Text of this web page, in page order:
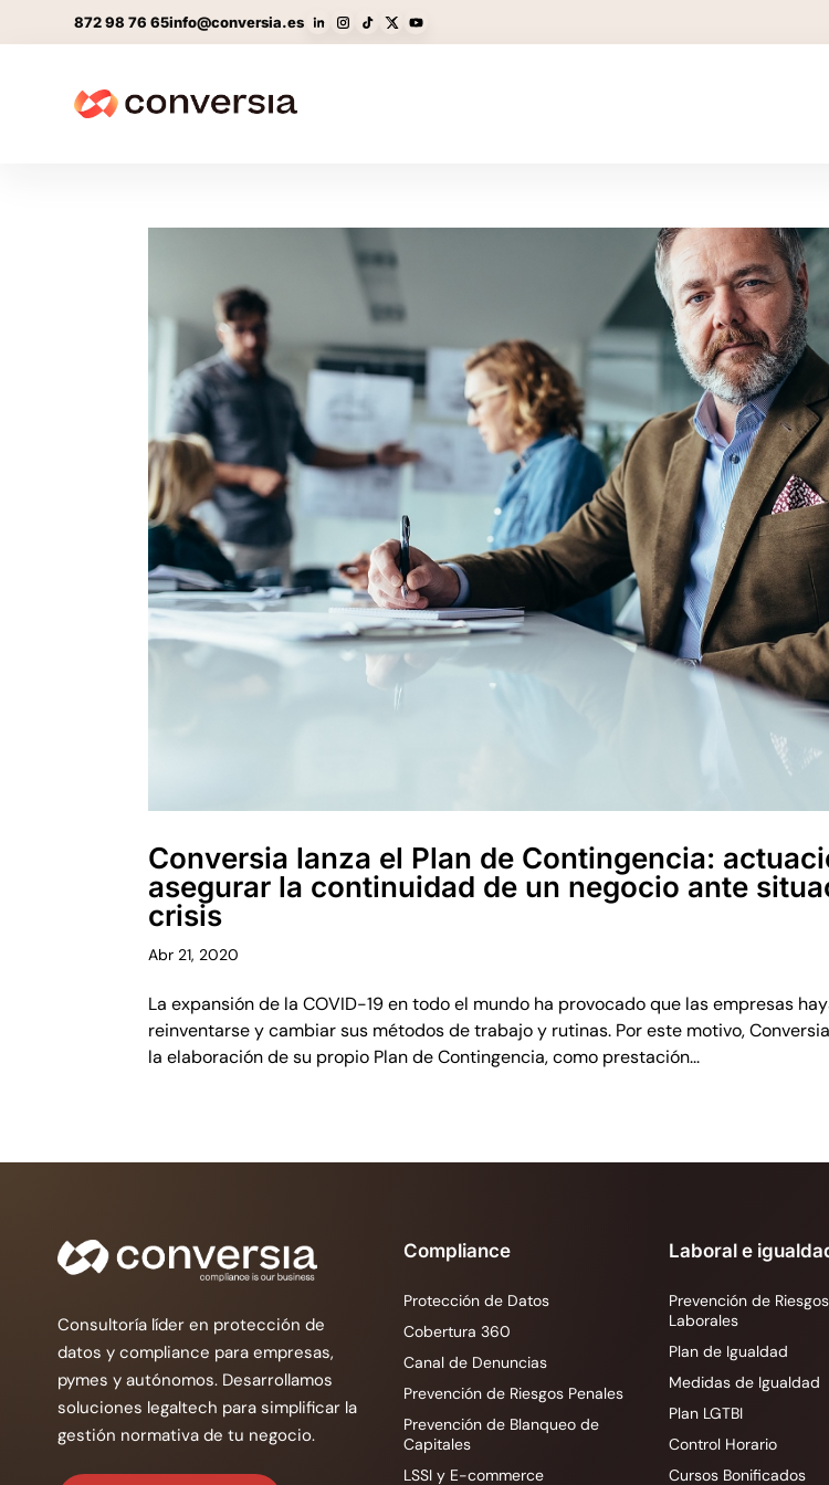
872 98 76 65info@conversia.es
Conversia lanza el Plan de Contingencia:
asegurar la continuidad de un negocio ante
crisis
Abr 21, 2020
La expansión de la COVID-19 en todo el mundo ha provocado que las empresas
reinventarse y cambiar sus métodos de trabajo y rutinas. Por este motivo,
la elaboración de su propio Plan de Contingencia, como prestación...
Consultoría líder en protección de
datos y compliance para empresas,
pymes y autónomos. Desarrollamos
soluciones legaltech para simplificar la
gestión normativa de tu negocio.
Compliance
Protección de Datos
Cobertura 360
Canal de Denuncias
Prevención de Riesgos Penales
Prevención de Blanqueo de
Capitales
LSSI y E-commerce
Laboral e
Prevención de Riesgos
Laborales
Plan de Igualdad
Medidas de Igualdad
Plan LGTBI
Control Horario
Cursos Bonificados